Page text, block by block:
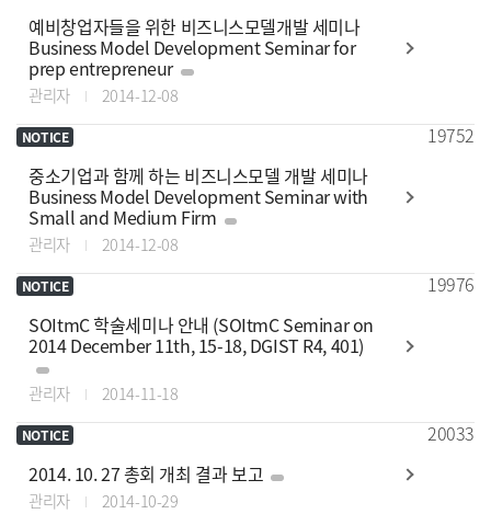
예비창업자들을 위한 비즈니스모델개발 세미나
Business Model Development Seminar for
prep entrepreneur
관리자 2014-12-08
NOTICE
중소기업과 함께 하는 비즈니스모델 개발 세미나
Business Model Development Seminar with
Small and Medium Firm
관리자 2014-12-08
19752
NOTICE
SOItmC 학술세미나 안내 (SOItmC Seminar on
2014 December 11th, 15-18, DGIST R4, 401)
관리자 2014-11-18
19976
NOTICE
2014. 10. 27 총회 개최 결과 보고
관리자 2014-10-29
20033